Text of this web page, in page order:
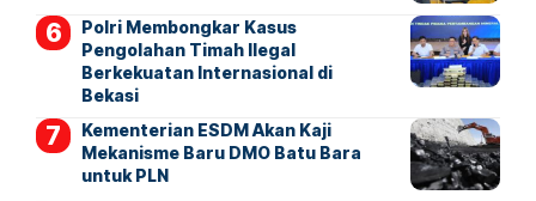
Polri Membongkar Kasus
Pengolahan Timah Ilegal
Berkekuatan Internasional di
Bekasi
Kementerian ESDM Akan Kaji
Mekanisme Baru DMO Batu Bara
untuk PLN